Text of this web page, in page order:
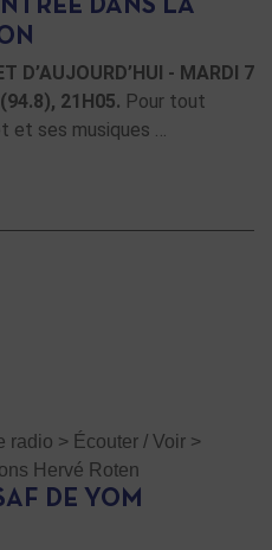
DANS LA
D’AUJOURD’HUI - MARDI 7
21H05. Pour tout
et ses musiques …
radio > Écouter / Voir >
Hervé Roten
DE YOM